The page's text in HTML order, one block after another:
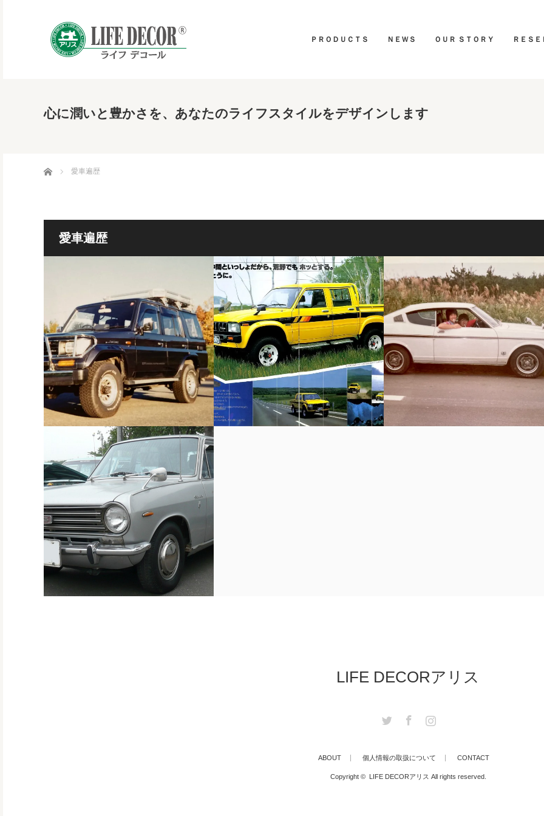
ＰＲＯＤＵＣＴＳ ＮＥＷＳ ＯＵＲ ＳＴＯＲＹ ＲＥＳ
心に潤いと豊かさを、あなたのライフスタイルをデザインします
ホーム 愛車遍歴
愛車遍歴
LIFE DECORアリス
Twitter Facebook
ABOUT 個人情報の取扱について CONTACT
Copyright © LIFE DECORアリス All rights reserved.